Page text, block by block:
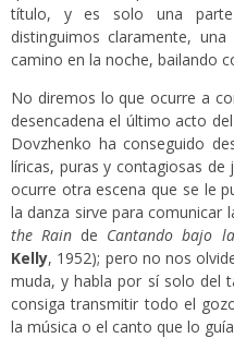
título, y es solo una
distinguimos claramente,
camino en la noche, bailando
No diremos lo que ocurre a
desencadena el último acto
Dovzhenko ha conseguido
líricas, puras y contagiosas
ocurre otra escena que se le
la danza sirve para comunicar
the Rain de Cantando bajo
Kelly, 1952); pero no nos
muda, y habla por sí solo del
consiga transmitir todo el
la música o el canto que lo